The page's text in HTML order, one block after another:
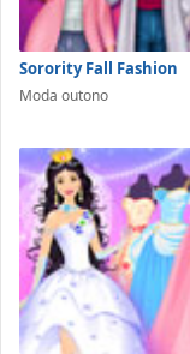
Sorority Fall Fashion
Moda outono